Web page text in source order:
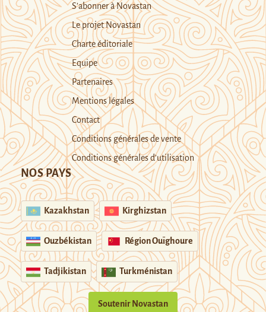
S’abonner à Novastan
Le projet Novastan
Charte éditoriale
Equipe
Partenaires
Mentions légales
Contact
Conditions générales de vente
Conditions générales d’utilisation
NOS PAYS
Kazakhstan Kirghizstan
Ouzbékistan Région Ouïghoure
Tadjikistan Turkménistan
Soutenir Novastan